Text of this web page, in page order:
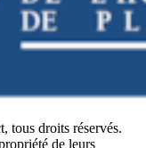
tous droits réservés.
de leurs